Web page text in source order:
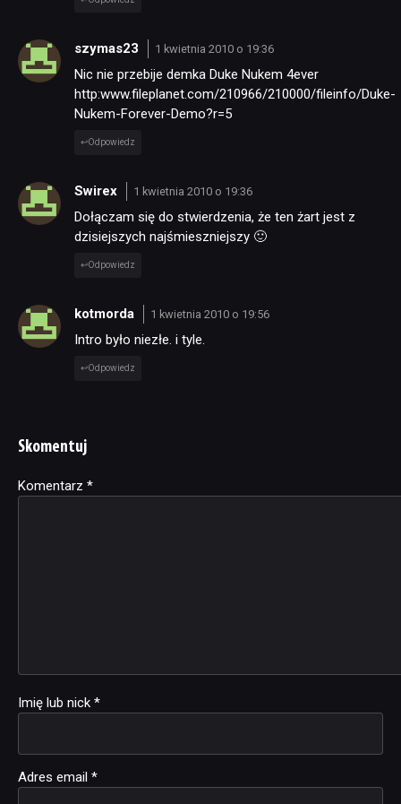
szymas23 1 kwietnia 2010 o 19:36
Nic nie przebije demka Duke Nukem 4ever
http:www.fileplanet.com/210966/210000/fileinfo/Duke-
Nukem-Forever-Demo?r=5
Odpowiedz
Swirex 1 kwietnia 2010 o 19:36
Dołączam się do stwierdzenia, że ten żart jest z
dzisiejszych najśmieszniejszy 🙂
Odpowiedz
kotmorda 1 kwietnia 2010 o 19:56
Intro było niezłe. i tyle.
Odpowiedz
Skomentuj
Komentarz *
Imię lub nick *
Adres email *
Alternative: